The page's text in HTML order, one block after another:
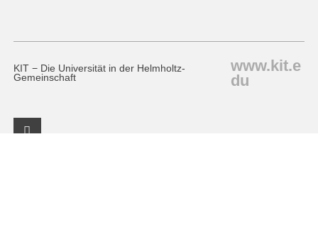
KIT − Die Universität in der Helmholtz-
Gemeinschaft
www.kit.e
du